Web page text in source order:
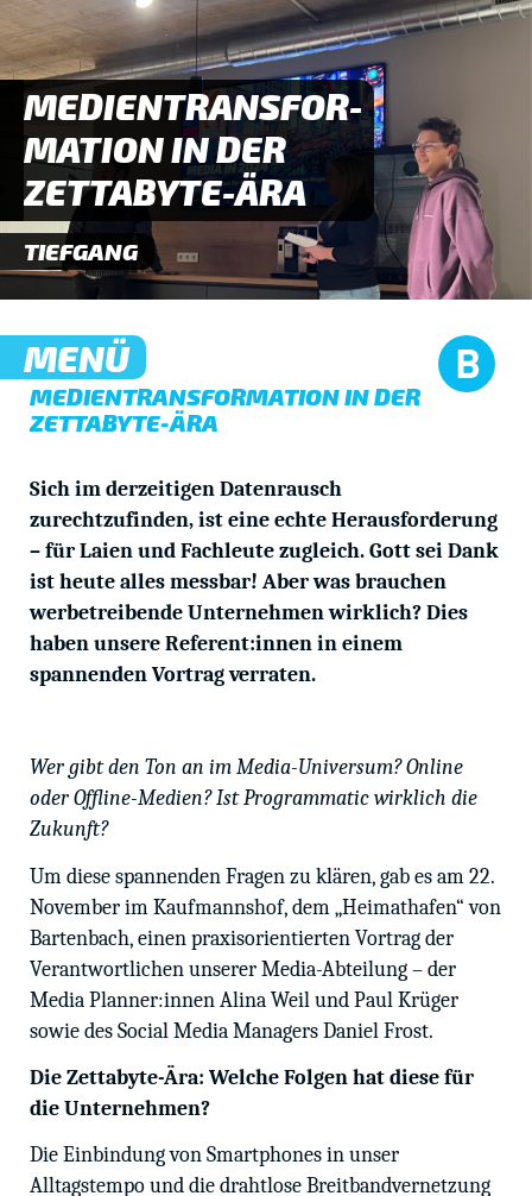
MENÜ
MEDIENTRANSFOR-
MATION IN DER
ZETTABYTE-ÄRA
TIEFGANG
MEDIENTRANSFORMATION IN DER
ZETTABYTE-ÄRA
Sich im derzeitigen Datenrausch
zurechtzufinden, ist eine echte Herausforderung
– für Laien und Fachleute zugleich. Gott sei Dank
ist heute alles messbar! Aber was brauchen
werbetreibende Unternehmen wirklich? Dies
haben unsere Referent:innen in einem
spannenden Vortrag verraten.
Wer gibt den Ton an im Media-Universum? Online
oder Offline-Medien? Ist Programmatic wirklich die
Zukunft?
Um diese spannenden Fragen zu klären, gab es am 22.
November im Kaufmannshof, dem „Heimathafen“ von
Bartenbach, einen praxisorientierten Vortrag der
Verantwortlichen unserer Media-Abteilung – der
Media Planner:innen Alina Weil und Paul Krüger
sowie des Social Media Managers Daniel Frost.
Die Zettabyte-Ära: Welche Folgen hat diese für
die Unternehmen?
Die Einbindung von Smartphones in unser
Alltagstempo und die drahtlose Breitbandvernetzung